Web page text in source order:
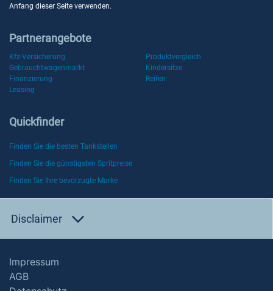
Anfang dieser Seite verwenden.
Partnerangebote
Kfz-Versicherung
Produktvergleich
Gebrauchtwagenmarkt
Kindersitze
Finanzierung
Reifen
Leasing
Quickfinder
Finden Sie die besten Tankstellen
Finden Sie die günstigsten Spritpreise
Finden Sie Ihre bevorzugte Marke
Disclaimer
Impressum
AGB